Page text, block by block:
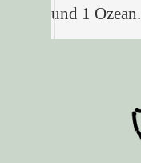
und 1 Ozean.